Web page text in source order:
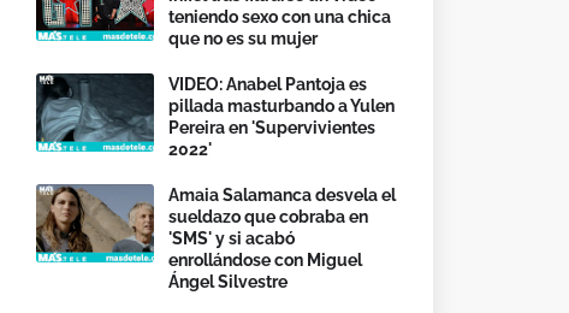
teniendo sexo con una chica
que no es su mujer
VIDEO: Anabel Pantoja es
pillada masturbando a Yulen
Pereira en 'Supervivientes
2022'
Amaia Salamanca desvela el
sueldazo que cobraba en
'SMS' y si acabó
enrollándose con Miguel
Ángel Silvestre